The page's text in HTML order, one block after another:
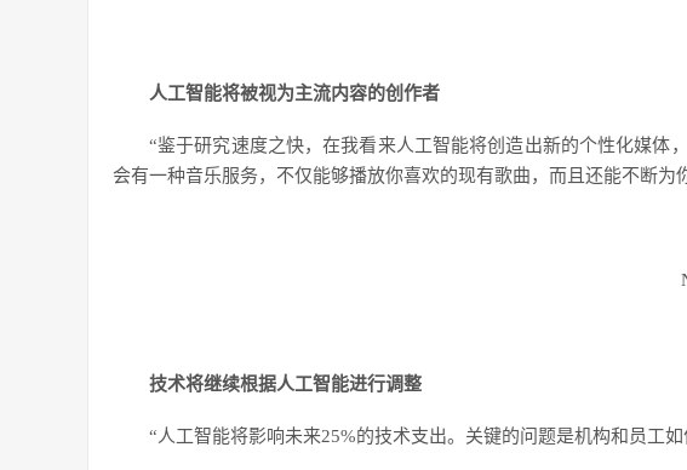
人工智能将被视为主流内容的创作者
“鉴于研究速度之快，在我看来人工智能将创造出新的个性化媒体
会有一种音乐服务，不仅能够播放你喜欢的现有歌曲，而且还能不断为
技术将继续根据人工智能进行调整
“人工智能将影响未来25%的技术支出。关键的问题是机构和员工